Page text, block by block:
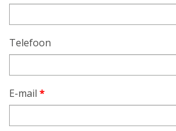
Telefoon
E-mail *